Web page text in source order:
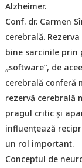
Alzheimer.
Conf. dr. Carmen
cerebrală.
bine sarcinile prin
„software”, de
cerebrală conferă
rezervă cerebrală
pragul critic și
influențează
un rol important.
Conceptul de